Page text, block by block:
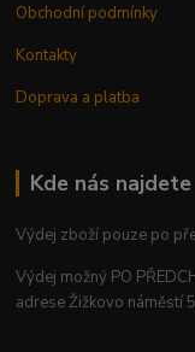
Obchodní podmínky
Kontakty
Doprava a platba
Kde nás najdete
Výdej zboží pouze po
Výdej možný PO
adrese Žižkovo náměstí